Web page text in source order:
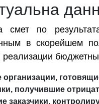
смет по
в скорейшем
реализации
организации,
получившие
заказчики,